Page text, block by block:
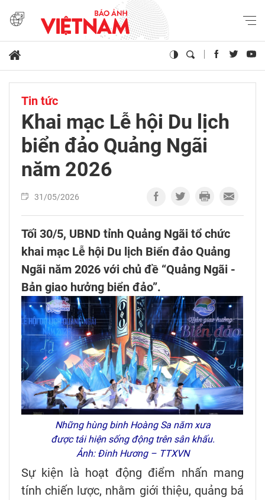
Tin tức
Khai mạc Lễ hội Du lịch
biển đảo Quảng Ngãi
năm 2026
31/05/2026
Tối 30/5, UBND tỉnh Quảng Ngãi tổ chức
khai mạc Lễ hội Du lịch Biển đảo Quảng
Ngãi năm 2026 với chủ đề “Quảng Ngãi -
Bản giao hưởng biển đảo”.
Những hùng binh Hoàng Sa năm xưa
được tái hiện sống động trên sân khấu.
Ảnh: Đinh Hương – TTXVN
Sự kiện là hoạt động điểm nhấn mang
tính chiến lược, nhằm giới thiệu, quảng bá